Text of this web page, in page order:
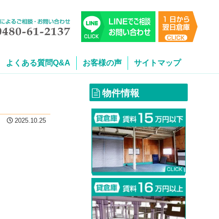
よくある質問Q&A お客様の声 サイトマップ
2025.10.25
物件情報